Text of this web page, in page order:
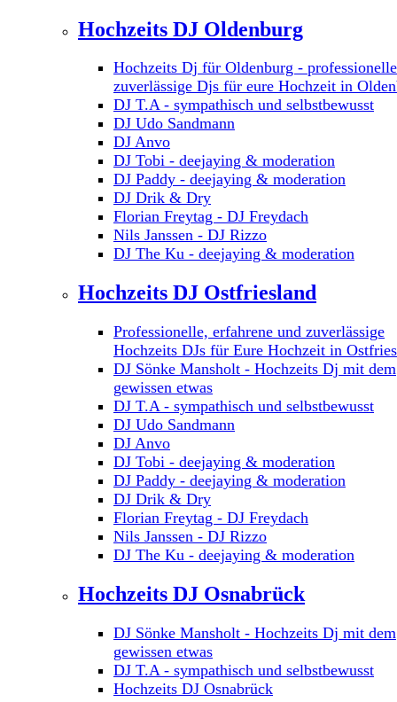
Hochzeits DJ Oldenburg
Hochzeits Dj für Oldenburg - professionelle
zuverlässige Djs für eure Hochzeit in
DJ T.A - sympathisch und selbstbewusst
DJ Udo Sandmann
DJ Anvo
DJ Tobi - deejaying & moderation
DJ Paddy - deejaying & moderation
DJ Drik & Dry
Florian Freytag - DJ Freydach
Nils Janssen - DJ Rizzo
DJ The Ku - deejaying & moderation
Hochzeits DJ Ostfriesland
Professionelle, erfahrene und zuverlässige
Hochzeits DJs für Eure Hochzeit in
DJ Sönke Mansholt - Hochzeits Dj mit dem
gewissen etwas
DJ T.A - sympathisch und selbstbewusst
DJ Udo Sandmann
DJ Anvo
DJ Tobi - deejaying & moderation
DJ Paddy - deejaying & moderation
DJ Drik & Dry
Florian Freytag - DJ Freydach
Nils Janssen - DJ Rizzo
DJ The Ku - deejaying & moderation
Hochzeits DJ Osnabrück
DJ Sönke Mansholt - Hochzeits Dj mit dem
gewissen etwas
DJ T.A - sympathisch und selbstbewusst
Hochzeits DJ Osnabrück